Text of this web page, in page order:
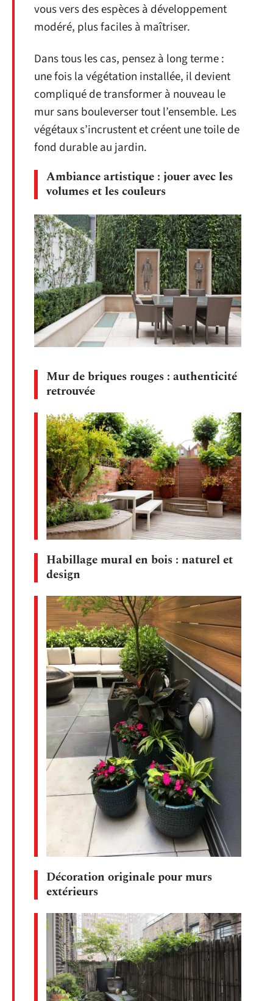
vous vers des espèces à développement
modéré, plus faciles à maîtriser.
Dans tous les cas, pensez à long terme :
une fois la végétation installée, il devient
compliqué de transformer à nouveau le
mur sans bouleverser tout l’ensemble. Les
végétaux s’incrustent et créent une toile de
fond durable au jardin.
Ambiance artistique : jouer avec les
volumes et les couleurs
Mur de briques rouges : authenticité
retrouvée
Habillage mural en bois : naturel et
design
Décoration originale pour murs
extérieurs